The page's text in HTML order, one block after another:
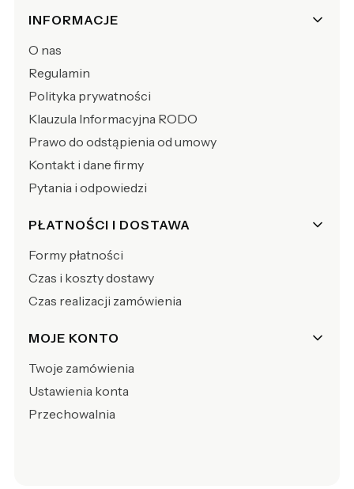
Linki w stopce
INFORMACJE
O nas
Regulamin
Polityka prywatności
Klauzula Informacyjna RODO
Prawo do odstąpienia od umowy
Kontakt i dane firmy
Pytania i odpowiedzi
PŁATNOŚCI I DOSTAWA
Formy płatności
Czas i koszty dostawy
Czas realizacji zamówienia
MOJE KONTO
Twoje zamówienia
Ustawienia konta
Przechowalnia